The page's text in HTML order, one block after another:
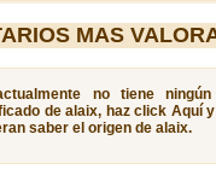
MAS
no tiene
de alaix, haz click Aquí
saber el origen de alaix.